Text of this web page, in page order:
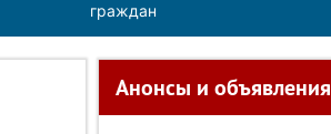
граждан
Анонсы и объявления